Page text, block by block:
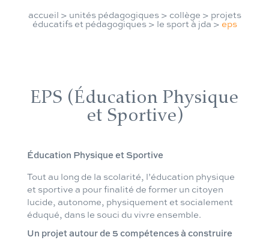
accueil > unités pédagogiques> collège > projets
éducatifs et pédagogiques> le sport à jda> eps
EPS (Éducation Physique
et Sportive)
Éducation Physique et Sportive
Tout au long de la scolarité, l’éducation physique
et sportive a pour finalité de former un citoyen
lucide, autonome, physiquement et socialement
éduqué, dans le souci du vivre ensemble.
Un projet autour de 5 compétences à construire